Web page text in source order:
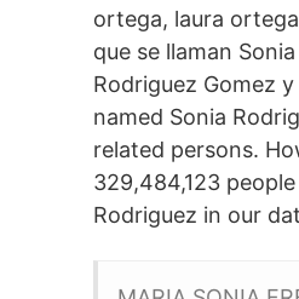
ortega, laura
que se llaman
Rodriguez Gomez
named Sonia
related persons.
329,484,123
Rodriguez in our